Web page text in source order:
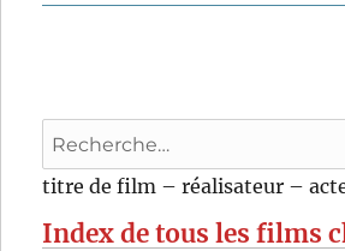
Recherche
pour
:
titre de film – réalisateur –
Index de tous les films